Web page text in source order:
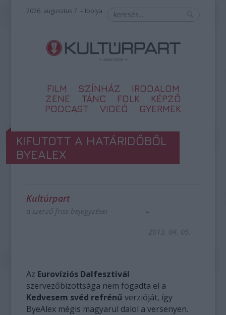
2026. augusztus 7. – Ibolya
FILM SZÍNHÁZ
IRODALOM
ZENE
TÁNC FOLK
KÉPZŐ
PODCAST
VIDEÓ GYERMEK
KIFUTOTT A HATÁRIDŐBŐL
BYEALEX
Kultúrpart
a szerző friss bejegyzései
2013. 04. 05.
Az Eurovíziós Dalfesztivál
szervezőbizottsága nem fogadta el a
Kedvesem svéd refrénű verzióját, így
ByeAlex mégis magyarul dalol a versenyen.